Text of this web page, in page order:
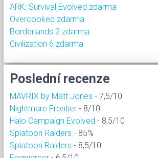
ARK: Survival Evolved zdarma
Overcooked zdarma
Borderlands 2 zdarma
Civilization 6 zdarma
Poslední recenze
MAVRIX by Matt Jones - 7,5/10
Nightmare Frontier - 8/10
Halo Campaign Evolved - 8,5/10
Splatoon Raiders - 85%
Splatoon Raiders - 8,5/10